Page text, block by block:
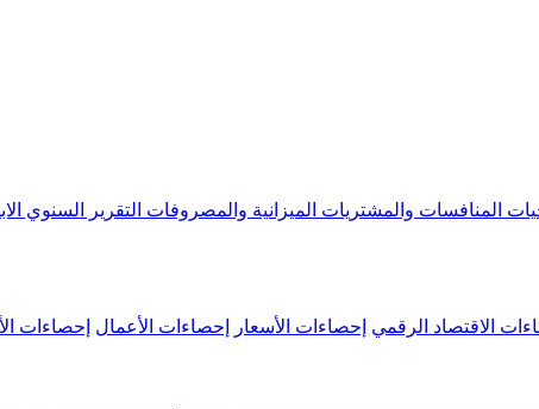
المنافسات والمشتريات الميزانية والمصروفات التقرير السنوي
الاقتصاد الرقمي إحصاءات الأسعار إحصاءات الأعمال إحصاءات